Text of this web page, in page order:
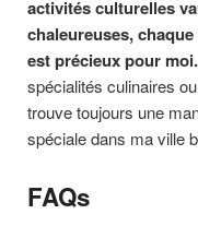
activités culturelles
chaleureuses,
est précieux pour moi.
spécialités culinaires
trouve toujours une
spéciale dans ma ville
FAQs